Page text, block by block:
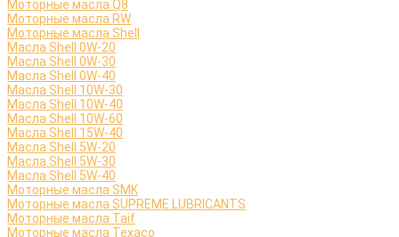
Моторные масла Q8
Моторные масла RW
Моторные масла Shell
Масла Shell 0W-20
Масла Shell 0W-30
Масла Shell 0W-40
Масла Shell 10W-30
Масла Shell 10W-40
Масла Shell 10W-60
Масла Shell 15W-40
Масла Shell 5W-20
Масла Shell 5W-30
Масла Shell 5W-40
Моторные масла SMK
Моторные масла SUPREME LUBRICANTS
Моторные масла Taif
Моторные масла Texaco